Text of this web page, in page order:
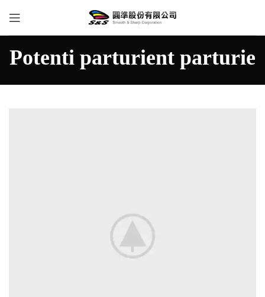
Potenti parturient parturie